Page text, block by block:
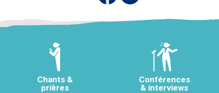
Chants &
prières
Conférences
& interviews